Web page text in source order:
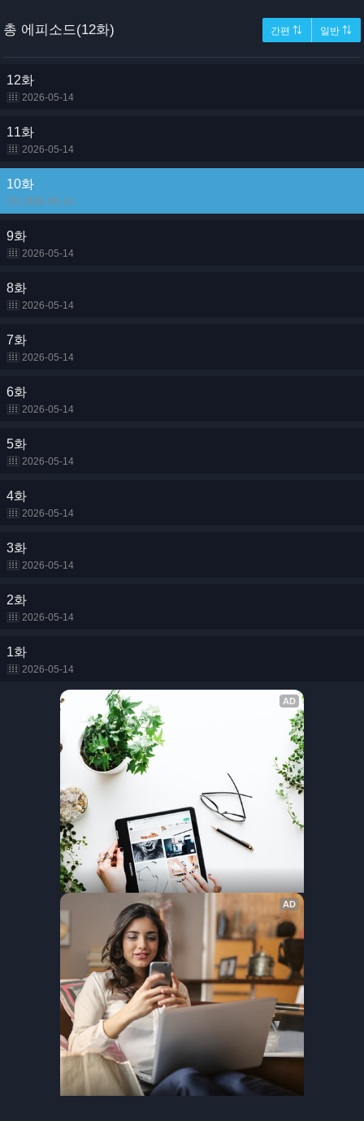
총 에피소드(12화) 간편 ⇅ 일반 ⇅
12화
2026-05-14
11화
2026-05-14
10화
2026-05-14
9화
2026-05-14
8화
2026-05-14
7화
2026-05-14
6화
2026-05-14
5화
2026-05-14
4화
2026-05-14
3화
2026-05-14
2화
2026-05-14
1화
2026-05-14